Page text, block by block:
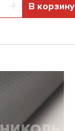
В корзину